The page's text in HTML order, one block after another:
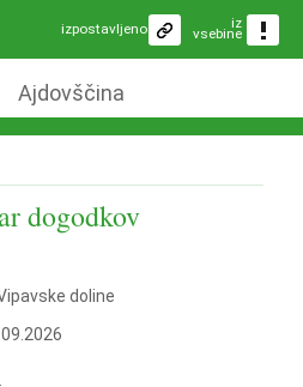
iz
vsebine
izpostavljeno
Ajdovščina
dogodkov
doline